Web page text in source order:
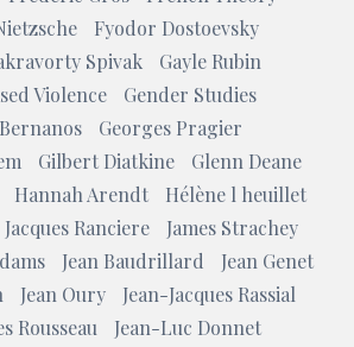
Fyodor Dostoevsky
Spivak
Gayle Rubin
Violence
Gender Studies
Georges Pragier
Gilbert Diatkine
Glenn Deane
Hannah Arendt
Hélène l heuillet
Jacques Ranciere
James Strachey
Jean Baudrillard
Jean Genet
Jean Oury
Jean-Jacques Rassial
Rousseau
Jean-Luc Donnet